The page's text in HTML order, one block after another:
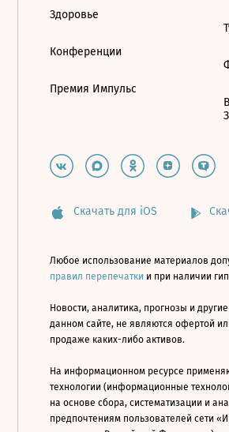
Здоровье
Конференции
Премия Импульс
Скачать для iOS
Любое использование материалов
правил перепечатки и при наличии
Новости, аналитика, прогнозы и
данном сайте, не являются офертой
продаже каких-либо активов.
На информационном ресурсе
технологии (информационные
на основе сбора, систематизации и
предпочтениям пользователей сети